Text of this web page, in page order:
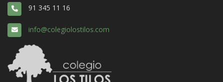
91 345 11 16
info@colegiolostilos.com